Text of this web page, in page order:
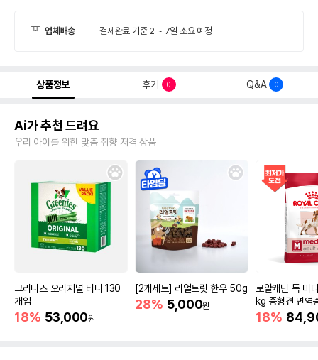
업체배송 결제완료 기준 2 ~ 7일 소요 예정
상품정보 후기 0 Q&A 0
Ai가 추천 드려요
우리 아이를 위한 맞춤 취향 저격 상품
그리니즈 오리지널 티니 130
개입
18% 53,000원
[2개세트] 리얼트릿 한우 50g
28% 5,000원
로얄캐닌 독 미
kg 중형견 면역
18%